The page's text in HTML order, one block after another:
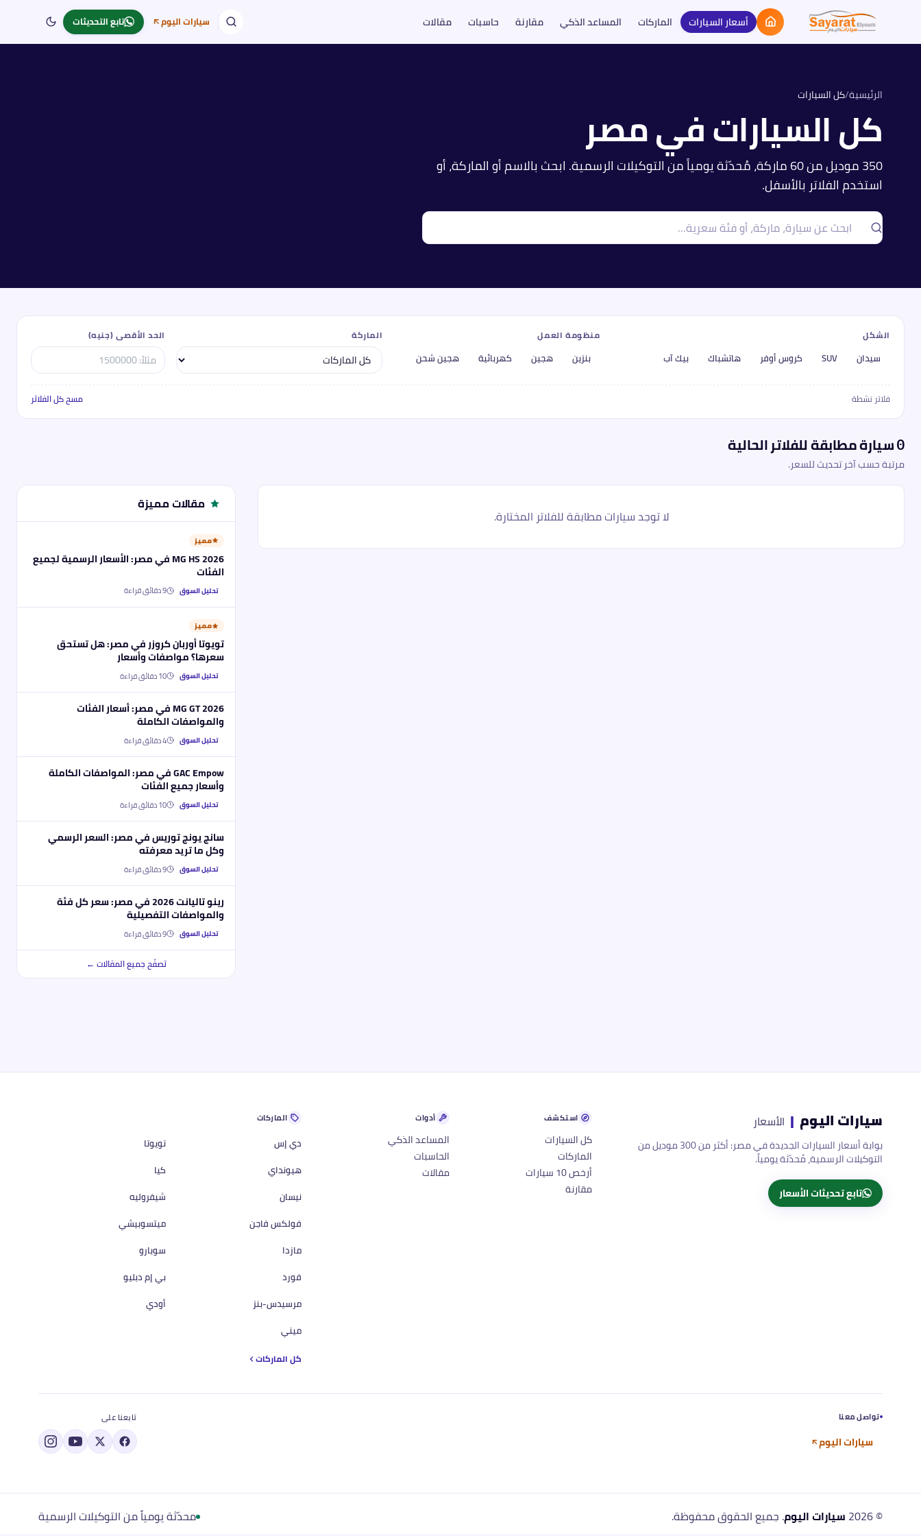
أسعار السيارات الماركات المساعد الذكي مقارنة حاسبات مقالات سيارات اليوم تابع التحديثات
الرئيسية/كل السيارات
كل السيارات في مصر
350موديل من60ماركة، مُحدّثة يومياً من التوكيلات الرسمية. ابحث بالاسم أو الماركة، أو
استخدم الفلاتر بالأسفل.
الشكل
سيدان SUV كروس أوفر هاتشباك بيك آب
منظومة العمل
بنزين هجين كهربائية هجين شحن
الماركة الحد الأقصى (جنيه)
أدخل
فلاتر نشطة مسح كل الفلاتر
0سيارة مطابقة للفلاتر الحالية
مرتبة حسب آخر تحديث للسعر.
مقالات مميزة
مميز
MG HS 2026 في مصر: الأسعار الرسمية لجميع
الفئات
تحليل السوق 9دقائق قراءة
مميز
تويوتا أوربان كروزر في مصر: هل تستحق
سعرها؟ مواصفات وأسعار
تحليل السوق 10دقائق قراءة
MG GT 2026 في مصر: أسعار الفئات
والمواصفات الكاملة
تحليل السوق 4دقائق قراءة
GAC Empow في مصر: المواصفات الكاملة
وأسعار جميع الفئات
تحليل السوق 10دقائق قراءة
سانج يونج توريس في مصر: السعر الرسمي
وكل ما تريد معرفته
تحليل السوق 9دقائق قراءة
رينو تاليانت 2026 في مصر: سعر كل فئة
والمواصفات التفصيلية
تحليل السوق 9دقائق قراءة
تصفّح جميع المقالات ←
لا توجد سيارات مطابقة للفلاتر المختارة.
سيارات اليوم | الأسعار
بوابة أسعار السيارات الجديدة في مصر: أكثر من 300 موديل من
التوكيلات الرسمية، مُحدّثة يومياً.
تابع تحديثات الأسعار
استكشف
كل السيارات
الماركات
أرخص 10 سيارات
مقارنة
أدوات
المساعد الذكي
الحاسبات
مقالات
الماركات
دي إس
تويوتا
هيونداي
كيا
نيسان
شيفروليه
فولكس فاجن
ميتسوبيشي
مازدا
سوبارو
فورد
بي إم دبليو
مرسيدس-بنز
أودي
ميني
كل الماركات
تواصل معنا
سيارات اليوم
تابعنا على
©
2026 سيارات اليوم. جميع الحقوق محفوظة. محدّثة يومياً من التوكيلات الرسمية